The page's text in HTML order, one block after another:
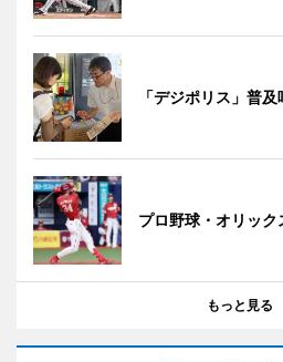
「デジポリス」普
プロ野球・オリッ
もっと見る